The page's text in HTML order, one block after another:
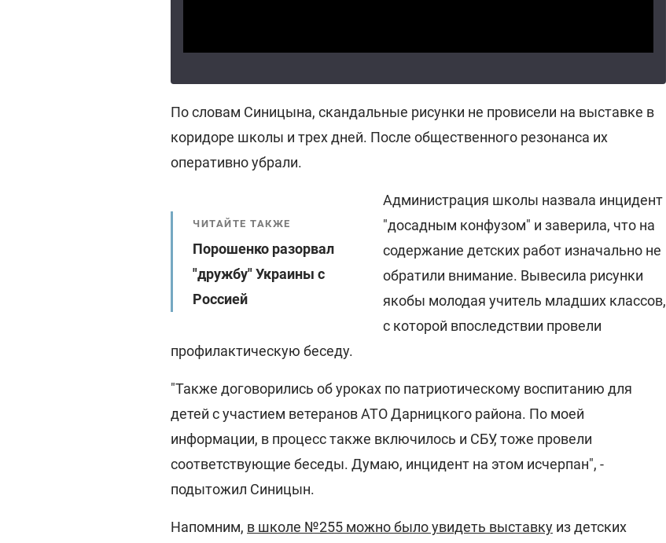
По словам Синицына, скандальные рисунки не провисели на выставке в
коридоре школы и трех дней. После общественного резонанса их
оперативно убрали.
ЧИТАЙТЕ ТАКЖЕ
Порошенко разорвал
"дружбу" Украины с
Россией
Администрация школы назвала инцидент
"досадным конфузом" и заверила, что на
содержание детских работ изначально не
обратили внимание. Вывесила рисунки
якобы молодая учитель младших классов,
с которой впоследствии провели
профилактическую беседу.
"Также договорились об уроках по патриотическому воспитанию для
детей с участием ветеранов АТО Дарницкого района. По моей
информации, в процесс также включилось и СБУ, тоже провели
соответствующие беседы. Думаю, инцидент на этом исчерпан", -
подытожил Синицын.
Напомним, в школе №255 можно было увидеть выставку из детских